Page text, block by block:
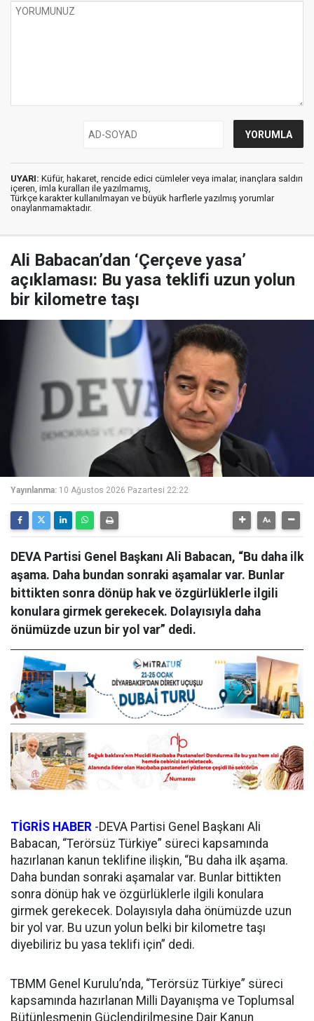
UYARI: Küfür, hakaret, rencide edici cümleler veya imalar, inançlara saldırı
içeren, imla kuralları ile yazılmamış,
Türkçe karakter kullanılmayan ve büyük harflerle yazılmış yorumlar
onaylanmamaktadır.
Ali Babacan’dan ‘Çerçeve yasa’
açıklaması: Bu yasa teklifi uzun yolun
bir kilometre taşı
Yayınlanma: 10 Ağustos 2026 Pazartesi 22:22
DEVA Partisi Genel Başkanı Ali Babacan, “Bu daha ilk
aşama. Daha bundan sonraki aşamalar var. Bunlar
bittikten sonra dönüp hak ve özgürlüklerle ilgili
konulara girmek gerekecek. Dolayısıyla daha
önümüzde uzun bir yol var” dedi.
TİGRİS HABER -DEVA Partisi Genel Başkanı Ali
Babacan, “Terörsüz Türkiye” süreci kapsamında
hazırlanan kanun teklifine ilişkin, “Bu daha ilk aşama.
Daha bundan sonraki aşamalar var. Bunlar bittikten
sonra dönüp hak ve özgürlüklerle ilgili konulara
girmek gerekecek. Dolayısıyla daha önümüzde uzun
bir yol var. Bu uzun yolun belki bir kilometre taşı
diyebiliriz bu yasa teklifi için” dedi.
TBMM Genel Kurulu’nda, “Terörsüz Türkiye” süreci
kapsamında hazırlanan Milli Dayanışma ve Toplumsal
Bütünleşmenin Güçlendirilmesine Dair Kanun